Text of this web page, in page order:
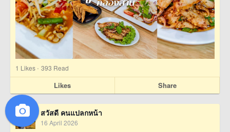
1 Likes · 393 Read
Likes Share
สวัสดี คนแปลกหน้า
16 April 2026